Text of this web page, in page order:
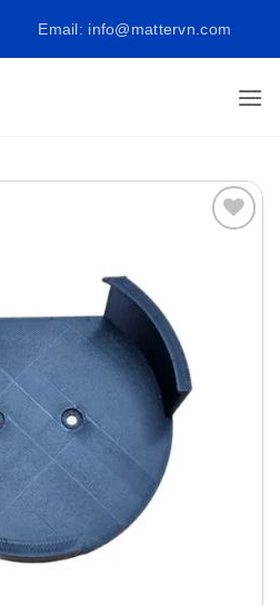
Email: info@mattervn.com